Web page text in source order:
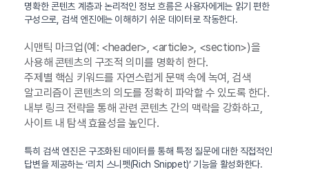
명확한 콘텐츠 계층과 논리적인 정보 흐름은 사용자에게는 읽기 편한
구성으로, 검색 엔진에는 이해하기 쉬운 데이터로 작동한다.
시맨틱 마크업(예: <header>, <article>, <section>)을
사용해 콘텐츠의 구조적 의미를 명확히 한다.
주제별 핵심 키워드를 자연스럽게 문맥 속에 녹여, 검색
알고리즘이 콘텐츠의 의도를 정확히 파악할 수 있도록 한다.
내부 링크 전략을 통해 관련 콘텐츠 간의 맥락을 강화하고,
사이트 내 탐색 효율성을 높인다.
특히 검색 엔진은 구조화된 데이터를 통해 특정 질문에 대한 직접적인
답변을 제공하는 ‘리치 스니펫(Rich Snippet)’ 기능을 활성화한다.